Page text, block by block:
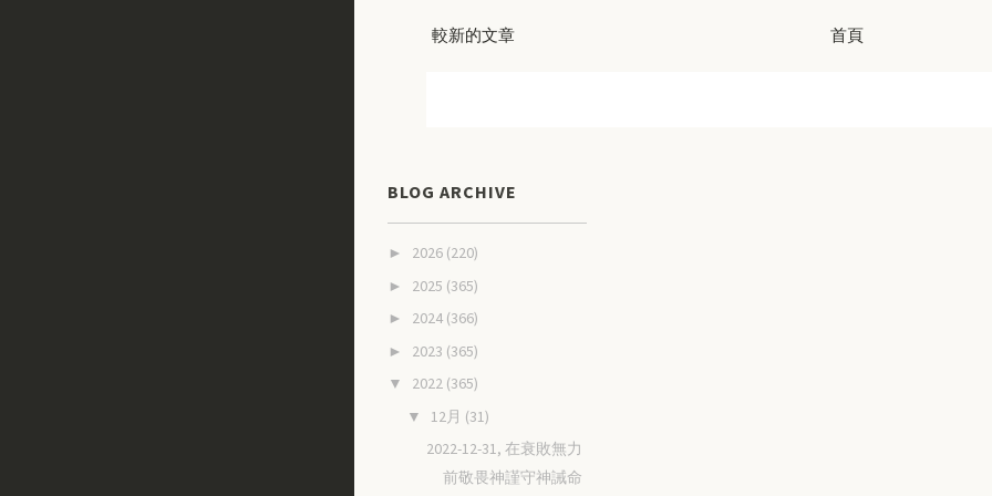
較新的文章 首頁
BLOG ARCHIVE
► 2026 (220)
► 2025 (365)
► 2024 (366)
► 2023 (365)
▼ 2022 (365)
▼ 12月 (31)
2022-12-31, 在衰敗無力
前敬畏神謹守神誡命